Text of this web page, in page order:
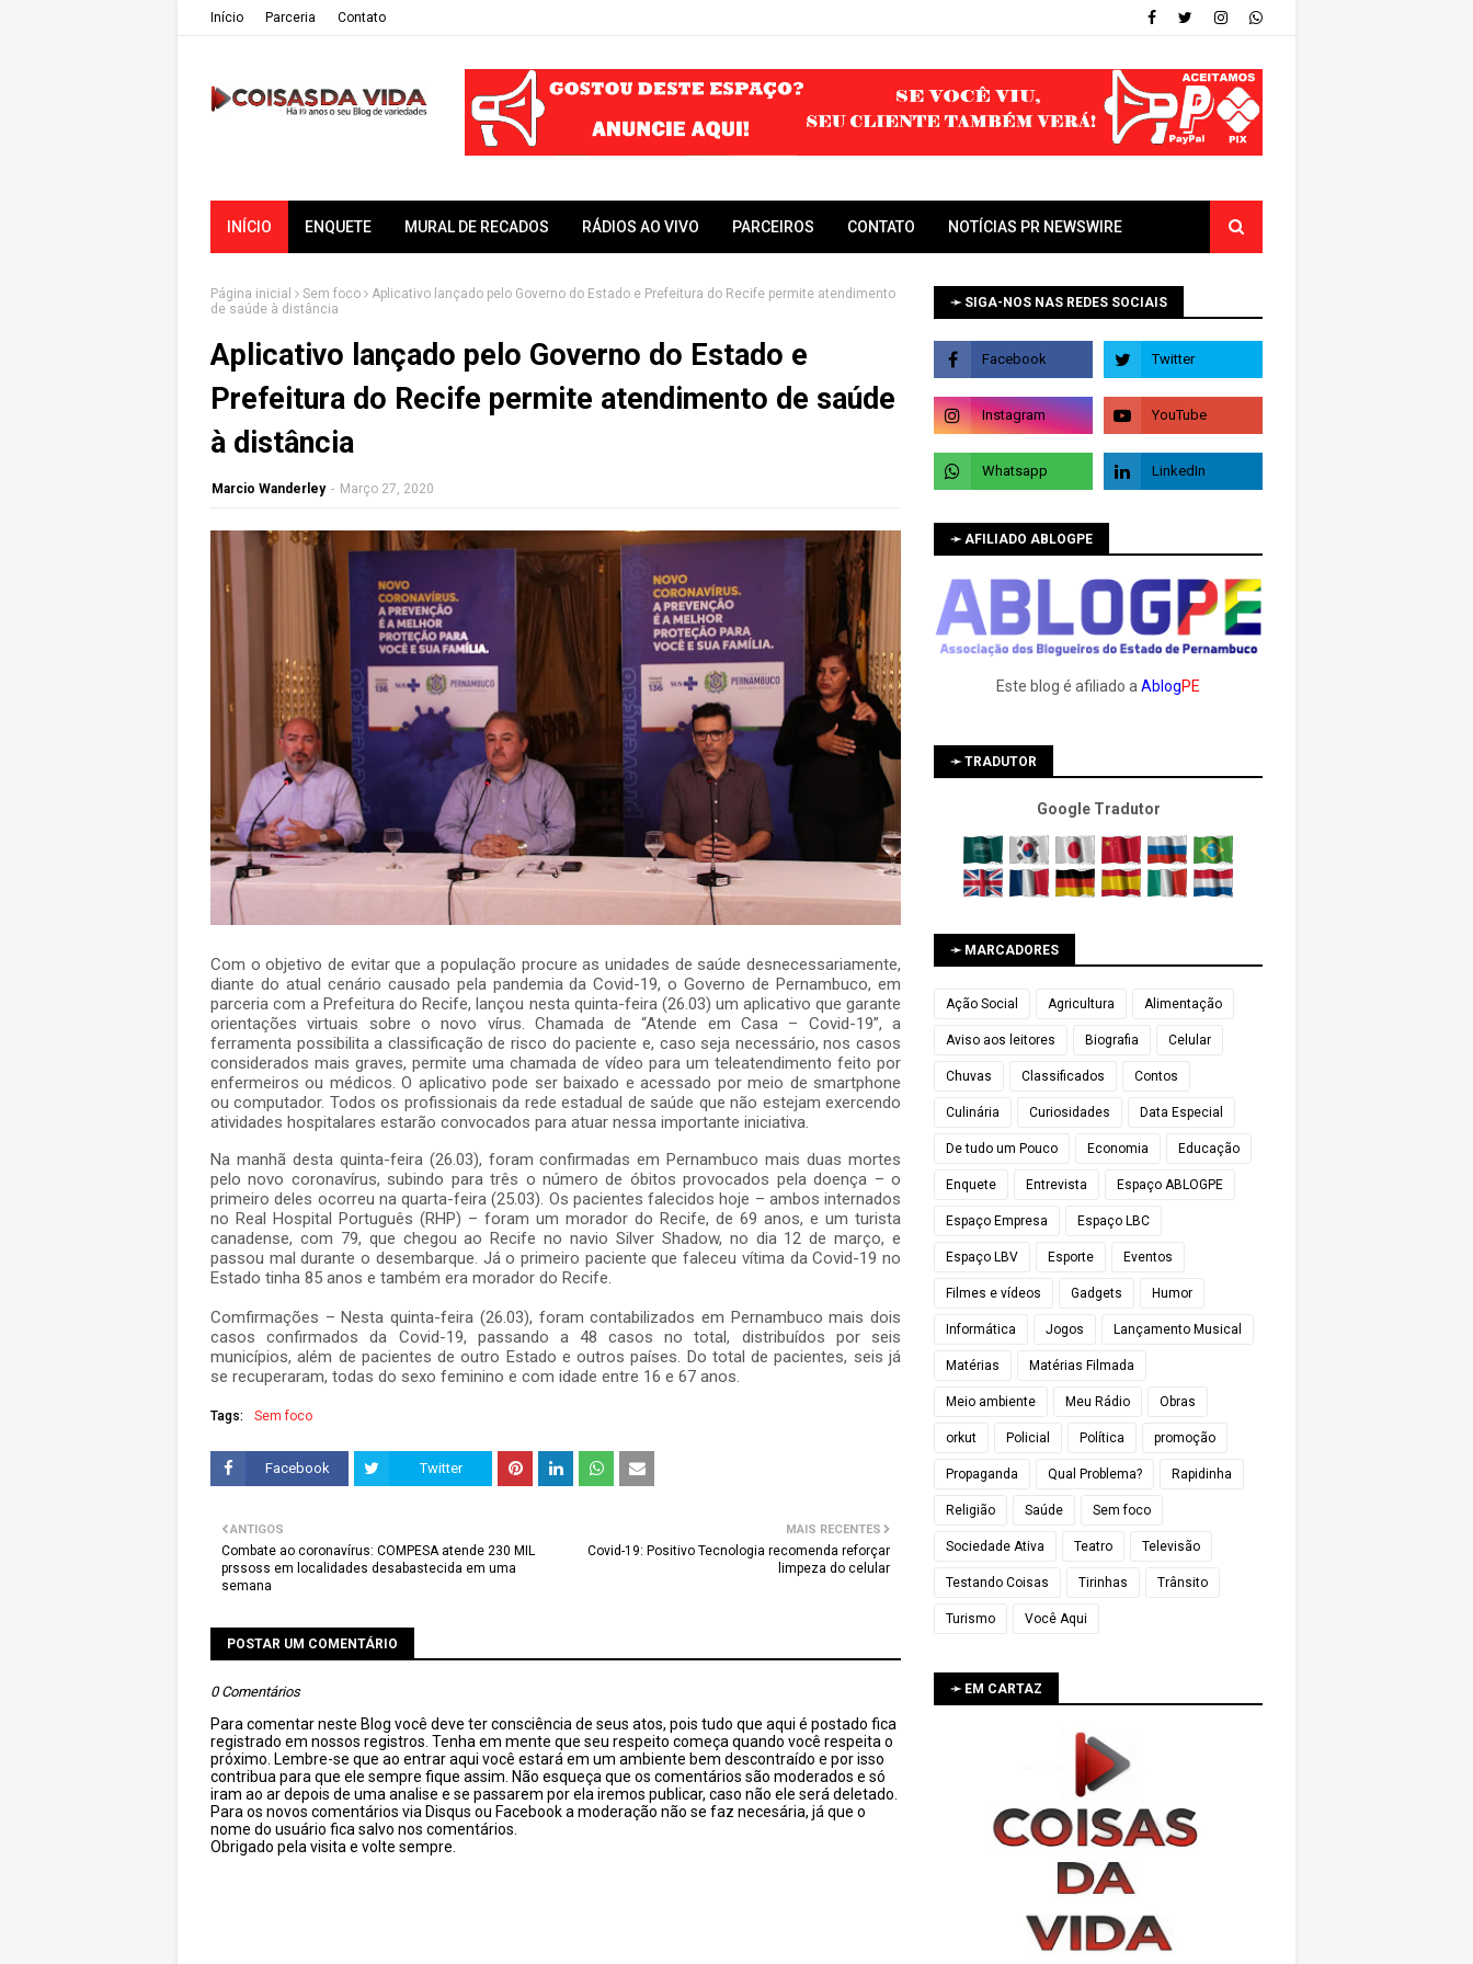
Iní­cio Parceria Contato
INÍCIO ENQUETE MURAL DE RECADOS RÁDIOS AO VIVO PARCEIROS CONTATO NOTÍCIAS PR NEWSWIRE
Página inicial Sem foco
Aplicativo lançado pelo Governo do Estado e Prefeitura do Recife permite atendimento
de saúde à distância
Aplicativo lançado pelo Governo do Estado e
Prefeitura do Recife permite atendimento de saúde
à distância
Marcio Wanderley - Março 27, 2020
Com o objetivo de evitar que a população procure as unidades de saúde desnecessariamente,
diante do atual cenário causado pela pandemia da Covid-19, o Governo de Pernambuco, em
parceria com a Prefeitura do Recife, lançou nesta quinta-feira (26.03) um aplicativo que garante
orientações virtuais sobre o novo vírus. Chamada de “Atende em Casa – Covid-19”, a
ferramenta possibilita a classificação de risco do paciente e, caso seja necessário, nos casos
considerados mais graves, permite uma chamada de vídeo para um teleatendimento feito por
enfermeiros ou médicos. O aplicativo pode ser baixado e acessado por meio de smartphone
ou computador. Todos os profissionais da rede estadual de saúde que não estejam exercendo
atividades hospitalares estarão convocados para atuar nessa importante iniciativa.
Na manhã desta quinta-feira (26.03), foram confirmadas em Pernambuco mais duas mortes
pelo novo coronavírus, subindo para três o número de óbitos provocados pela doença – o
primeiro deles ocorreu na quarta-feira (25.03). Os pacientes falecidos hoje – ambos internados
no Real Hospital Português (RHP) – foram um morador do Recife, de 69 anos, e um turista
canadense, com 79, que chegou ao Recife no navio Silver Shadow, no dia 12 de março, e
passou mal durante o desembarque. Já o primeiro paciente que faleceu vítima da Covid-19 no
Estado tinha 85 anos e também era morador do Recife.
Comfirmações – Nesta quinta-feira (26.03), foram contabilizados em Pernambuco mais dois
casos confirmados da Covid-19, passando a 48 casos no total, distribuídos por seis
municípios, além de pacientes de outro Estado e outros países. Do total de pacientes, seis já
se recuperaram, todas do sexo feminino e com idade entre 16 e 67 anos.
Tags: Sem foco
Facebook Twitter
MAIS RECENTES
Covid-19: Positivo Tecnologia recomenda reforçar
limpeza do celular
ANTIGOS
Combate ao coronavírus: COMPESA atende 230 MIL
prssoss em localidades desabastecida em uma
semana
POSTAR UM COMENTÁRIO
0 Comentários
Para comentar neste Blog você deve ter consciência de seus atos, pois tudo que aqui é postado fica
registrado em nossos registros. Tenha em mente que seu respeito começa quando você respeita o
próximo. Lembre-se que ao entrar aqui você estará em um ambiente bem descontraído e por isso
contribua para que ele sempre fique assim. Não esqueça que os comentários são moderados e só
iram ao ar depois de uma analise e se passarem por ela iremos publicar, caso não ele será deletado.
Para os novos comentários via Disqus ou Facebook a moderação não se faz necesária, já que o
nome do usuário fica salvo nos comentários.
Obrigado pela visita e volte sempre.
➛ SIGA-NOS NAS REDES SOCIAIS
➛ AFILIADO ABLOGPE
Este blog é afiliado a AblogPE
➛ TRADUTOR
Google Tradutor
➛ MARCADORES
Ação Social Agricultura Alimentação
Aviso aos leitores Biografia Celular
Chuvas Classificados Contos
Culinária Curiosidades Data Especial
De tudo um Pouco Economia Educação
Enquete Entrevista Espaço ABLOGPE
Espaço Empresa Espaço LBC
Espaço LBV Esporte Eventos
Filmes e vídeos Gadgets Humor
Informática Jogos Lançamento Musical
Matérias Matérias Filmada
Meio ambiente Meu Rádio Obras
orkut Policial Política promoção
Propaganda Qual Problema? Rapidinha
Religião Saúde Sem foco
Sociedade Ativa Teatro Televisão
Testando Coisas Tirinhas Trânsito
Turismo Você Aqui
➛ EM CARTAZ